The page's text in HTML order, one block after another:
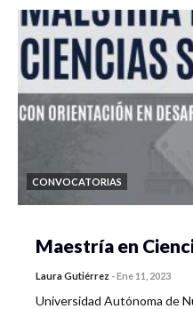
CONVOCATORIAS
Maestría en
Laura Gutiérrez -Ene 11, 2023
Universidad Autónoma de